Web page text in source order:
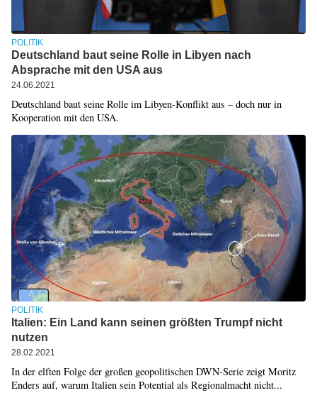
POLITIK
Deutschland baut seine Rolle in Libyen nach
Absprache mit den USA aus
24.06.2021
Deutschland baut seine Rolle im Libyen-Konflikt aus – doch nur in
Kooperation mit den USA.
POLITIK
Italien: Ein Land kann seinen größten Trumpf nicht
nutzen
28.02.2021
In der elften Folge der großen geopolitischen DWN-Serie zeigt Moritz
Enders auf, warum Italien sein Potential als Regionalmacht nicht...